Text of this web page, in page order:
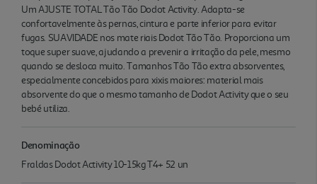
Um AJUSTE TOTAL Tão Tão Dodot Activity. Adapta-se
confortavelmente às pernas, cintura e parte inferior para evitar
fugas. SUAVIDADE nos mate riais Dodot Tão Tão. Proporciona um
toque super suave, ajudando a prevenir a irritação da pele, mesmo
quando se desloca muito. Tamanhos Tão Tão extra absorventes,
especialmente concebidos para xixis maiores: material mais
absorvente do que o mesmo tamanho de Dodot Activity que o seu
bebé utiliza.
Denominação
Fraldas Dodot Activity 10-15kg T4+ 52 un